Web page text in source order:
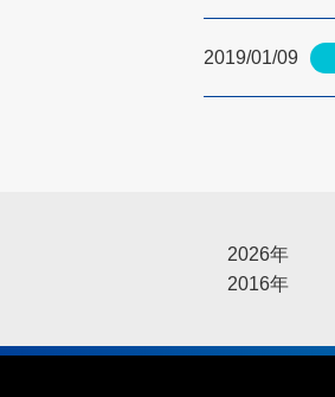
2019/01/09
2026年
2016年